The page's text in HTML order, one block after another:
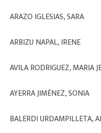
ARAZO IGLESIAS, SARA
ARBIZU NAPAL, IRENE
AVILA RODRIGUEZ, MARIA
AYERRA JIMÉNEZ, SONIA
BALERDI URDAMPILLETA,